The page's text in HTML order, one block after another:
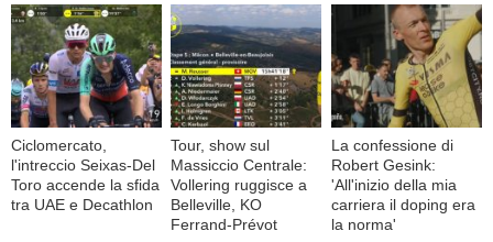
Ciclomercato,
l'intreccio Seixas-Del
Toro accende la sfida
tra UAE e Decathlon
Tour, show sul
Massiccio Centrale:
Vollering ruggisce a
Belleville, KO
Ferrand-Prévot
La confessione di
Robert Gesink:
'All'inizio della mia
carriera il doping era
la norma'